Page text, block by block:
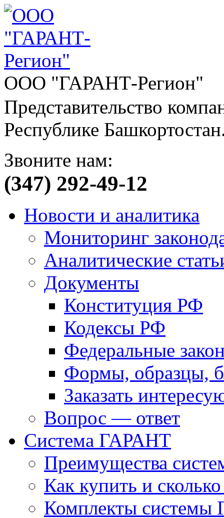
ООО "ГАРАНТ-Регион"
Представительство
Республике
Звоните нам:
(347) 292-49-12
Новости и аналитика
Мониторинг
Аналитические
Документы
Конституция РФ
Кодексы РФ
Федеральные
Формы, образцы,
Заказать
Вопрос — ответ
Система ГАРАНТ
Преимущества
Как купить и
Комплекты